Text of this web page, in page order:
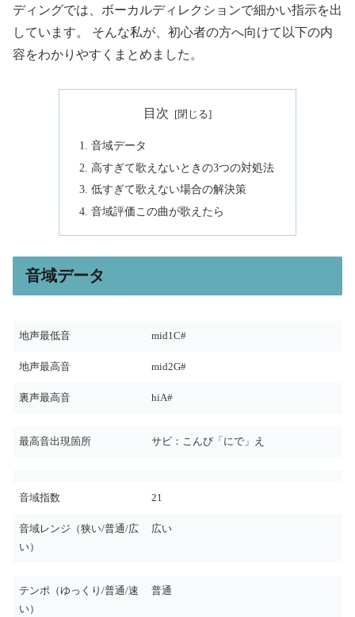
ディングでは、ボーカルディレクションで細かい指示を出
しています。 そんな私が、初心者の方へ向けて以下の内
容をわかりやすくまとめました。
目次
音域データ
高すぎて歌えないときの3つの対処法
低すぎて歌えない場合の解決策
音域評価この曲が歌えたら
音域データ
地声最低音 mid1C#
地声最高音 mid2G#
裏声最高音 hiA#
最高音出現箇所 サビ：こんび「にで」え
音域指数 21
音域レンジ（狭い/普通/広
い）
広い
テンポ（ゆっくり/普通/速
い）
普通